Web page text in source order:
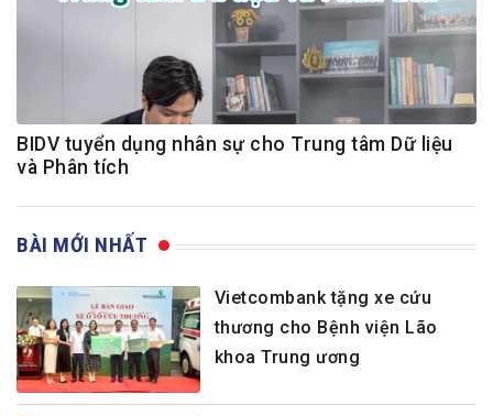
BIDV tuyển dụng nhân sự cho Trung tâm Dữ liệu
và Phân tích
BÀI MỚI NHẤT
Vietcombank tặng xe cứu
thương cho Bệnh viện Lão
khoa Trung ương